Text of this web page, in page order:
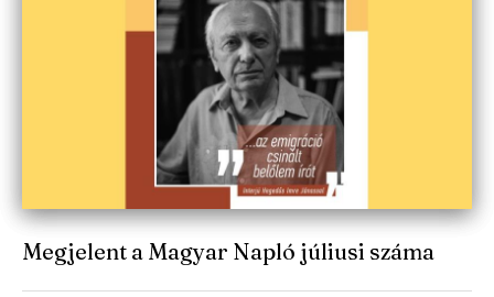
Megjelent a Magyar Napló júliusi száma